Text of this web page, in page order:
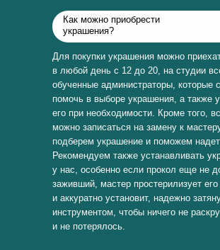
Как можно приобрести
украшения?
Для покупки украшения можно
в любой день с 12 до 20, на студии
обученные администраторы, которые
помочь в выборе украшения, а также
его при необходимости. Кроме того,
можно записаться на замену к
подберем украшение и поможем
Рекомендуем также устанавливать
у нас, особенно если прокол еще не
заживший, мастер простерилизует его
и аккуратно установит, надежно
инструментом, чтобы ничего не
и не потерялось.